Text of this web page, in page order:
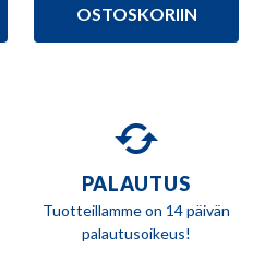
179,90 €.
164,90 €.
OSTOSKORIIN
PALAUTUS
Tuotteillamme on 14 päivän
palautusoikeus!